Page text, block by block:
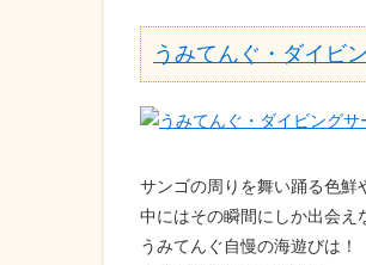
うみてんぐ・ダイビ
サンゴの周りを舞い踊る色鮮
中にはその瞬間にしか出会え
うみてんぐ自慢の海遊びは！